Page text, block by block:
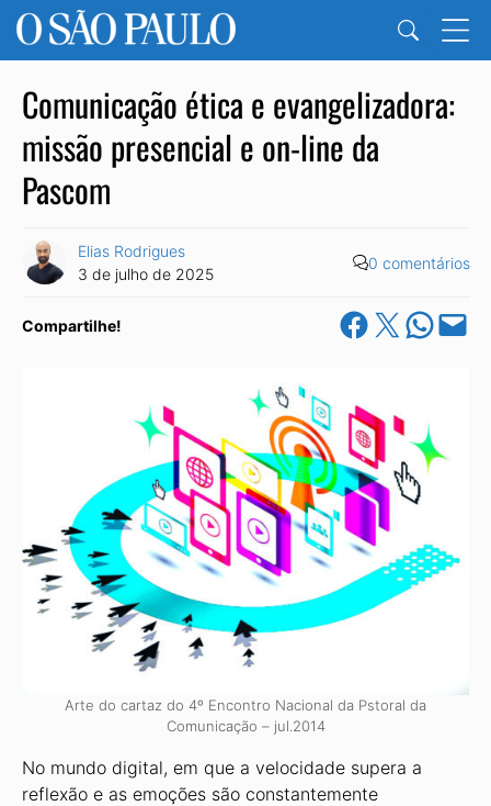
Comunicação ética e evangelizadora:
missão presencial e on-line da
Pascom
Elias Rodrigues
3 de julho de 2025
0 comentários
Compartilhe! Share on Facebook
Share on X Share on
Email this
Arte do cartaz do 4º Encontro Nacional da Pstoral da
Comunicação – jul.2014
No mundo digital, em que a velocidade supera a
reflexão e as emoções são constantemente